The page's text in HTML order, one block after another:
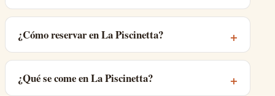
¿Cómo reservar en La Piscinetta?
¿Qué se come en La Piscinetta?